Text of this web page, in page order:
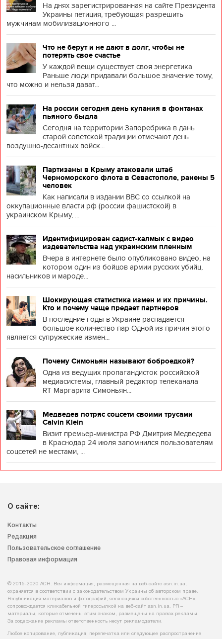
На днях зарегистрированная на сайте Президента
Украины петиция, требующая разрешить
мужчинам мобилизационного ...
Что не берут и не дают в долг, чтобы не
потерять свое счастье
У каждой вещи существует своя энергетика
Раньше люди придавали большое значение тому,
что можно и нельзя дават...
На россии сегодня день купания в фонтанах
пьяного быдла
Сегодня на территории Запоребрика в дань
старой советской традиции отмечают день
воздушно-десантных войск...
Партизаны в Крыму атаковали штаб
Черноморского флота в Севастополе, ранены 5
человек
Как написали в издании BBC со ссылкой на
оккупационные власти рф (россии фашистской) в
украинском Крыму, ...
Идентифицирован садист-калмык с видео
издевательства над украинским пленным
Вчера в интернете было опубликовано видео, на
котором один из бойцов армии русских убийц,
насильников и мароде...
Шокирующая статистика измен и их причины.
Кто и почему чаще предает партнеров
В последние годы в Украине распадается
большое количество пар Одной из причин этого
является супружеские измен...
Почему Симоньян называют боброедкой?
Одна из ведущих пропагандисток российской
медиасистемы, главный редактор телеканала
RT Маргарита Симоньян...
Медведев потряс соцсети своими трусами
Calvin Klein
Визит премьер-министра РФ Дмитрия Медведева
в Краснодар 24 июля запомнился пользователям
соцсетей не местами, ...
О сайте:
Контакты
Редакция
Пользовательское соглашение
Правовая информация
© 2015-2020 АСН. Вся информация, размещенная на веб-сайте asn.in.ua,
охраняется в соответствии с законодательством Украины об авторском праве.
Републикация материалов и фотографий, являющихся собственностью «АСН»,
сопровождается кликабельной гиперссылкой на веб-сайт asn.іn.ua. PR –
материалы, которые отмечены этим знаком, размещены на правах рекламы.
За содержание рекламы ответственность несут рекламодатели.
Любое копирование, публикация, перепечатка или следующее распространение